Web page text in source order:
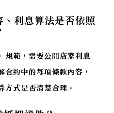
、利息算法是否依照
規範，需要公開店家利息
合約中的每項條款內容，
方式是否清楚合理。